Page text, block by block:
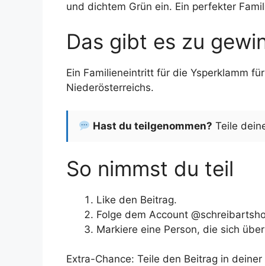
und dichtem Grün ein. Ein perfekter
Das gibt es zu
Ein Familieneintritt für die Ysperklamm
Niederösterreichs.
Hast du teilgenommen? Teile
So nimmst du teil
Like den Beitrag.
Folge dem Account
Markiere eine Person, die sich
Extra-Chance: Teile den Beitrag in deiner